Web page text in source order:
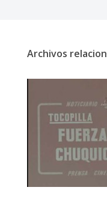
Archivos